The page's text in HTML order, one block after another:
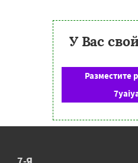
У Вас
Разместите